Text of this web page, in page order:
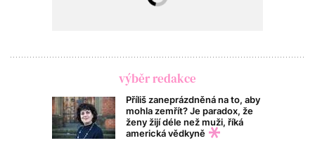
výběr redakce
Příliš zaneprázdněná na to, aby
mohla zemřít? Je paradox, že
ženy žijí déle než muži, říká
americká vědkyně